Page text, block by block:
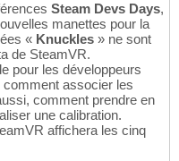
Steam Devs Days,
manettes pour la
« Knuckles » ne sont
de SteamVR.
pour les développeurs
associer les
comment prendre en
une calibration.
affichera les cinq